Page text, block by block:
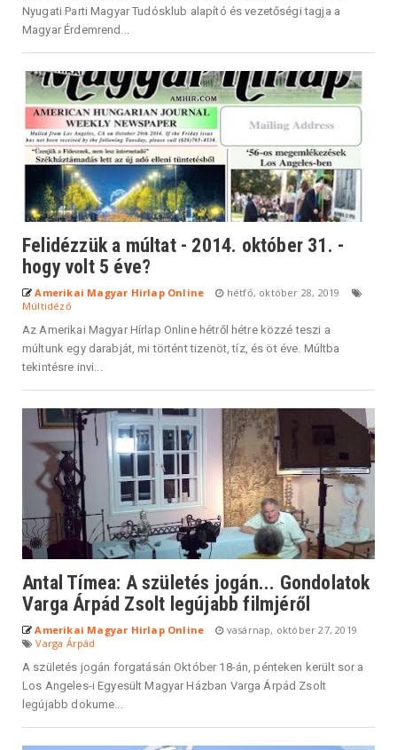
Nyugati Parti Magyar Tudósklub alapító és vezetőségi tagja a
Magyar Érdemrend...
Felidézzük a múltat - 2014. október 31. -
hogy volt 5 éve?
Amerikai Magyar Hirlap Online
hétfő, október 28, 2019
Múltidéző
Az Amerikai Magyar Hírlap Online hétről hétre közzé teszi a
múltunk egy darabját, mi történt tizenöt, tíz, és öt éve. Múltba
tekintésre invi...
Antal Tímea: A születés jogán... Gondolatok
Varga Árpád Zsolt legújabb filmjéről
Amerikai Magyar Hirlap Online
vasárnap, október 27, 2019
Varga Árpád
A születés jogán forgatásán Október 18-án, pénteken került sor a
Los Angeles-i Egyesült Magyar Házban Varga Árpád Zsolt
legújabb dokume...